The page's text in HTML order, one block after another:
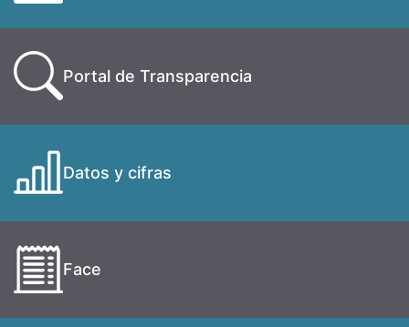
Portal de Transparencia
Datos y cifras
Face